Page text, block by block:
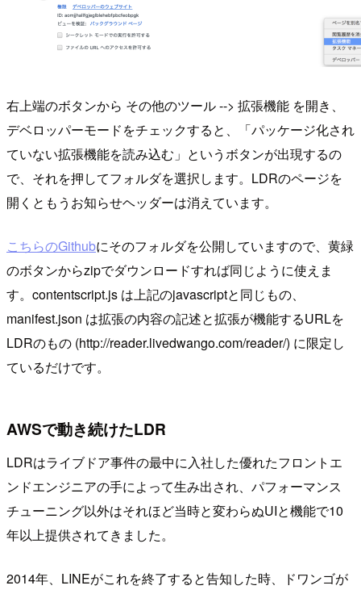
右上端のボタンから その他のツール --> 拡張機能 を開き、
デベロッパーモードをチェックすると、「パッケージ化され
ていない拡張機能を読み込む」というボタンが出現するの
で、それを押してフォルダを選択します。LDRのページを
開くともうお知らせヘッダーは消えています。
こちらのGithubにそのフォルダを公開していますので、黄緑
のボタンからzipでダウンロードすれば同じように使えま
す。contentscript.js は上記のjavascriptと同じもの、
manifest.json は拡張の内容の記述と拡張が機能するURLを
LDRのもの (http://reader.livedwango.com/reader/) に限定し
ているだけです。
AWSで動き続けたLDR
LDRはライブドア事件の最中に入社した優れたフロントエ
ンドエンジニアの手によって生み出され、パフォーマンス
チューニング以外はそれほど当時と変わらぬUIと機能で10
年以上提供されてきました。
2014年、LINEがこれを終了すると告知した時、ドワンゴが